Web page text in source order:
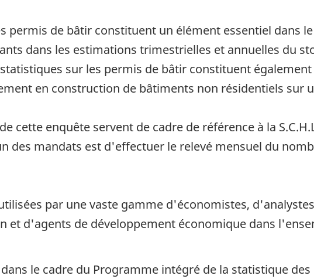
permis de bâtir constituent un élément essentiel dans
dans les estimations trimestrielles et annuelles du
sur les permis de bâtir constituent
en construction de bâtiments non résidentiels sur
cette enquête servent de cadre de référence à la
des mandats est d'effectuer le relevé mensuel du
par une vaste gamme d'économistes,
et d'agents de développement économique dans
le cadre du Programme intégré de la statistique des